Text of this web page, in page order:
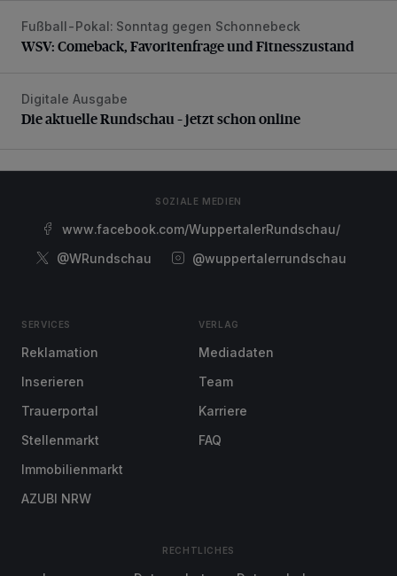
WSV: Comeback, Favoritenfrage und Fitnesszustand
Fußball-Pokal: Sonntag gegen Schonnebeck
WSV: Comeback, Favoritenfrage und Fitnesszustand
Die aktuelle Rundschau – jetzt schon online
Digitale Ausgabe
Die aktuelle Rundschau – jetzt schon online
SOZIALE MEDIEN
www.facebook.com/WuppertalerRundschau/
@WRundschau
@wuppertalerrundschau
SERVICES
Reklamation
Inserieren
Trauerportal
Stellenmarkt
Immobilienmarkt
AZUBI NRW
VERLAG
Mediadaten
Team
Karriere
FAQ
RECHTLICHES